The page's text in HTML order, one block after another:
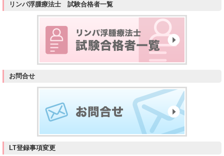
リンパ浮腫療法士 試験合格者一覧
お問合せ
LT登録事項変更